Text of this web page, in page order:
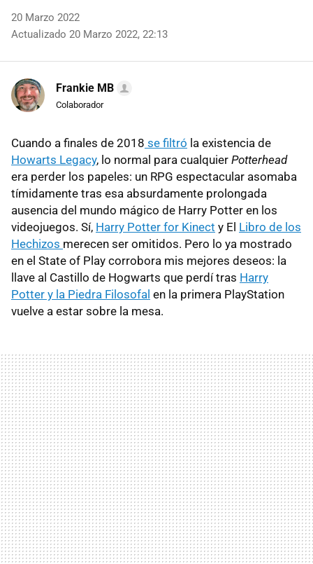
20 Marzo 2022
Actualizado 20 Marzo 2022, 22:13
Frankie MB
Colaborador
Cuando a finales de 2018 se filtró la existencia de
Howarts Legacy, lo normal para cualquier Potterhead
era perder los papeles: un RPG espectacular asomaba
tímidamente tras esa absurdamente prolongada
ausencia del mundo mágico de Harry Potter en los
videojuegos. Sí, Harry Potter for Kinect y El Libro de los
Hechizos merecen ser omitidos. Pero lo ya mostrado
en el State of Play corrobora mis mejores deseos: la
llave al Castillo de Hogwarts que perdí tras Harry
Potter y la Piedra Filosofal en la primera PlayStation
vuelve a estar sobre la mesa.